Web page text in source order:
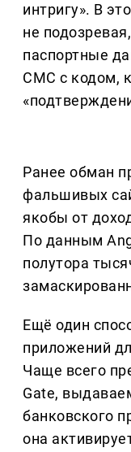
интригу». В
не
паспортные
СМС с кодом,
Ранее обман
фальшивых
якобы от
По данным
полутора
Ещё один
приложений
Чаще всего
Gate,
банковского
она